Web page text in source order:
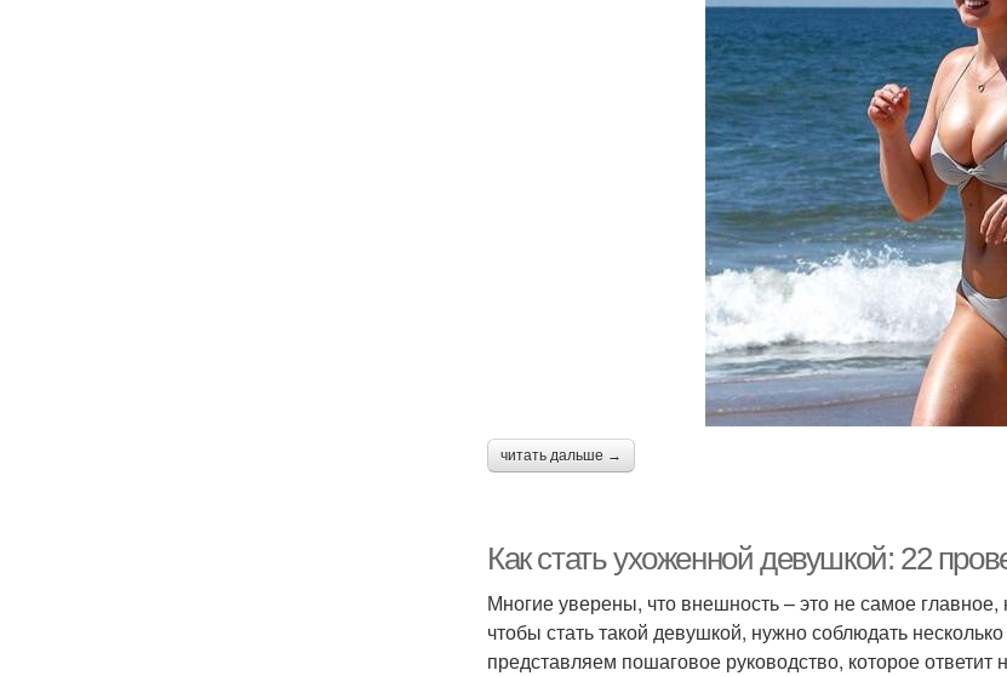
читать дальше →
Как стать ухоженной девушкой: 22
Многие уверены, что внешность – это не самое
чтобы стать такой девушкой, нужно соблюдать
представляем пошаговое руководство, которое ответит